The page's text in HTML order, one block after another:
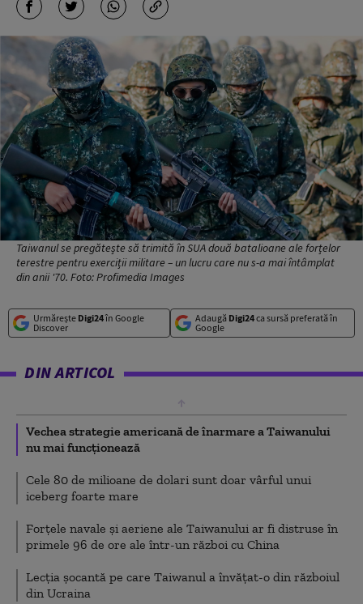
Taiwanul se pregătește să trimită în SUA două batalioane ale forțelor
terestre pentru exerciții militare – un lucru care nu s-a mai întâmplat
din anii '70. Foto: Profimedia Images
Urmărește Digi24în Google
Discover
Adaugă Digi24ca sursă preferată în
Google
DIN ARTICOL
Vechea strategie americană de înarmare a Taiwanului
nu mai funcționează
Cele 80 de milioane de dolari sunt doar vârful unui
iceberg foarte mare
Forțele navale și aeriene ale Taiwanului ar fi distruse în
primele 96 de ore ale într-un război cu China
Lecția șocantă pe care Taiwanul a învățat-o din războiul
din Ucraina